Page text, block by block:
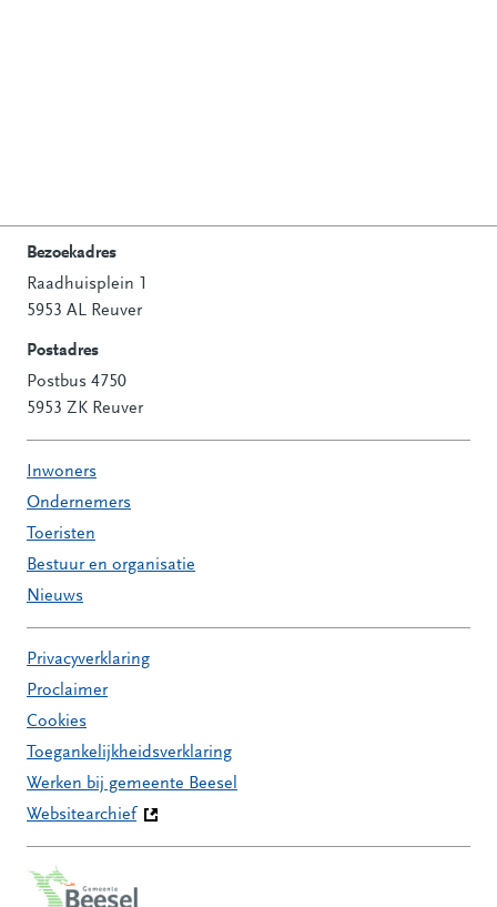
Contactinformatie
Bezoekadres
Raadhuisplein 1
5953 AL Reuver
Postadres
Postbus 4750
5953 ZK Reuver
Inwoners
Ondernemers
Toeristen
Bestuur en organisatie
Nieuws
Privacyverklaring
Proclaimer
Cookies
Toegankelijkheidsverklaring
Werken bij gemeente Beesel
Websitearchief